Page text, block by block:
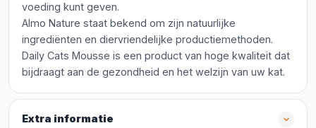
voeding kunt geven.
Almo Nature staat bekend om zijn natuurlijke
ingrediënten en diervriendelijke productiemethoden.
Daily Cats Mousse is een product van hoge kwaliteit dat
bijdraagt aan de gezondheid en het welzijn van uw kat.
Extra informatie